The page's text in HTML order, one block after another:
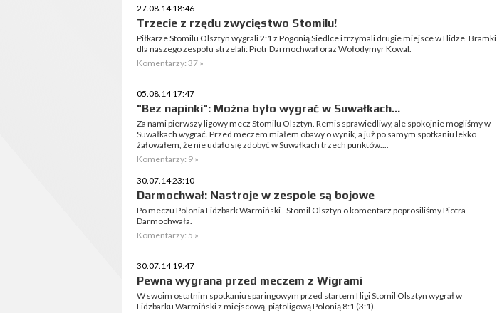
27.08.14 18:46
Trzecie z rzędu zwycięstwo Stomilu!
Piłkarze Stomilu Olsztyn wygrali 2:1 z Pogonią Siedlce i trzymali drugie miejsce w I lidze. Bramki
dla naszego zespołu strzelali: Piotr Darmochwał oraz Wołodymyr Kowal.
Komentarzy: 37 »
05.08.14 17:47
"Bez napinki": Można było wygrać w Suwałkach...
Za nami pierwszy ligowy mecz Stomilu Olsztyn. Remis sprawiedliwy, ale spokojnie mogliśmy w
Suwałkach wygrać. Przed meczem miałem obawy o wynik, a już po samym spotkaniu lekko
żałowałem, że nie udało się zdobyć w Suwałkach trzech punktów....
Komentarzy: 9 »
30.07.14 23:10
Darmochwał: Nastroje w zespole są bojowe
Po meczu Polonia Lidzbark Warmiński - Stomil Olsztyn o komentarz poprosiliśmy Piotra
Darmochwała.
Komentarzy: 5 »
30.07.14 19:47
Pewna wygrana przed meczem z Wigrami
W swoim ostatnim spotkaniu sparingowym przed startem I ligi Stomil Olsztyn wygrał w
Lidzbarku Warmiński z miejscową, piątoligową Polonią 8:1 (3:1).